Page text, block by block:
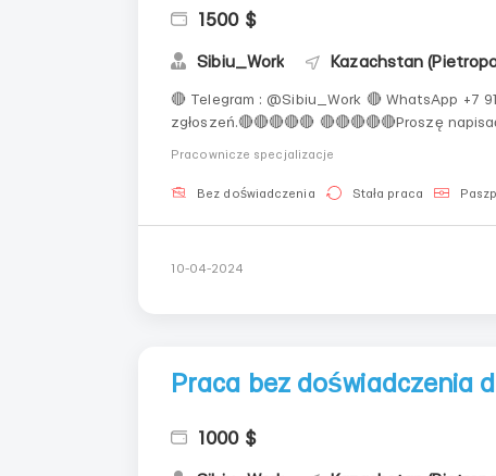
1500 $
Sibiu_Work Kazachstan
🔴 Telegram : @Sibiu_Work 🔴 WhatsApp +7 912 312 54 40 (Jekateryna) 🔴🔴🔴🔴🔴Nie rozpatrujemy
zgłoszeń.🔴🔴🔴🔴🔴 🔴🔴🔴🔴🔴Proszę napisać
Pracownicze specjalizacje
Bez doświadczenia Stała praca
10-04-2024
Praca bez doświadczenia
1000 $